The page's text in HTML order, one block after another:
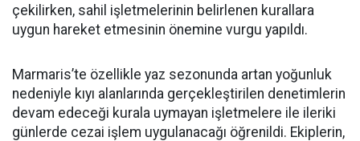
çekilirken, sahil işletmelerinin belirlenen kurallara
uygun hareket etmesinin önemine vurgu yapıldı.
Marmaris’te özellikle yaz sezonunda artan yoğunluk
nedeniyle kıyı alanlarında gerçekleştirilen denetimlerin
devam edeceği kurala uymayan işletmelere ile ileriki
günlerde cezai işlem uygulanacağı öğrenildi. Ekiplerin,